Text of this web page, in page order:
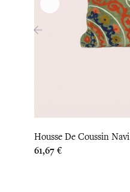
Housse De Coussin Navi
Prix
61,67 €